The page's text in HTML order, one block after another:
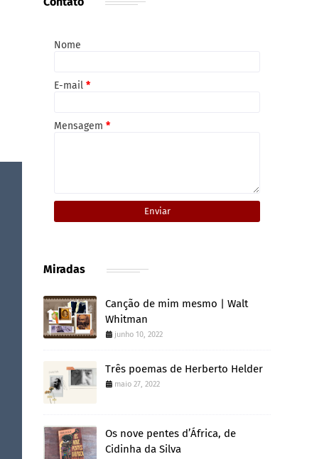
Nome
E-mail *
Mensagem *
Miradas
Canção de mim mesmo | Walt
Whitman
junho 10, 2022
Três poemas de Herberto Helder
maio 27, 2022
Os nove pentes d’África, de
Cidinha da Silva